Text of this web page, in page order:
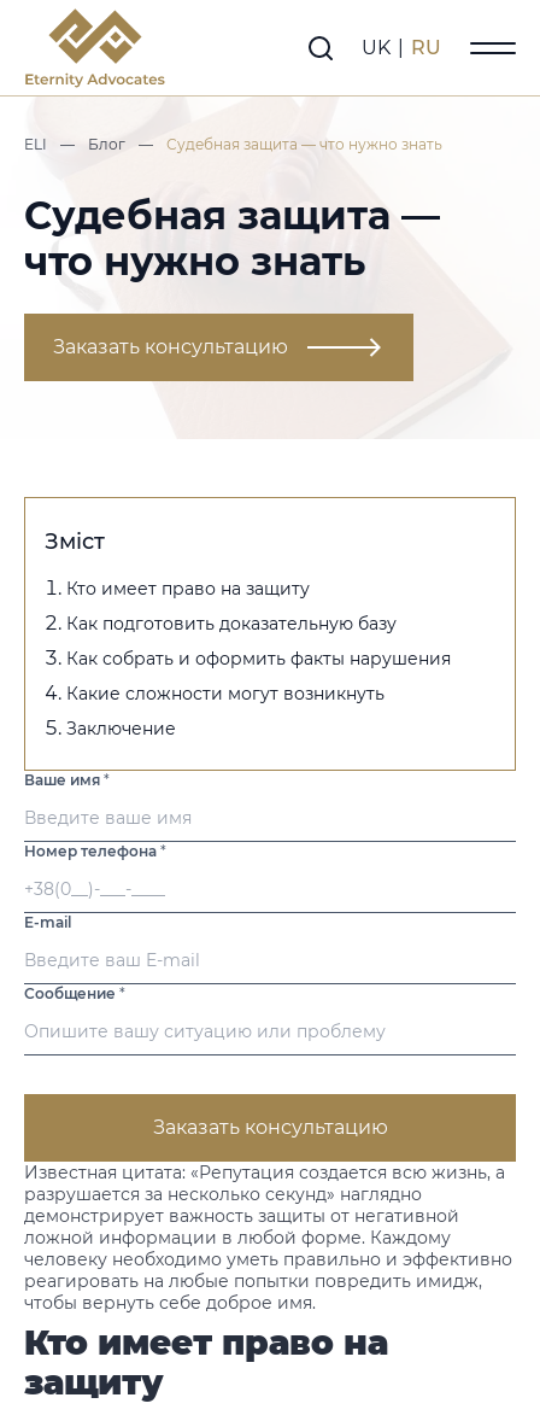
UK RU
ELI — Блог — Судебная защита — что нужно знать
Судебная защита —
что нужно знать
Заказать консультацию
Известная цитата: «Репутация создается всю жизнь, а
разрушается за несколько секунд» наглядно
демонстрирует важность защиты от негативной
ложной информации в любой форме. Каждому
человеку необходимо уметь правильно и эффективно
реагировать на любые попытки повредить имидж,
чтобы вернуть себе доброе имя.
Кто имеет право на
защиту
Зміст
Кто имеет право на защиту
Как подготовить доказательную базу
Как собрать и оформить факты нарушения
Какие сложности могут возникнуть
Заключение
Ваше имя *
Номер телефона *
E-mail
Сообщение *
Заказать консультацию